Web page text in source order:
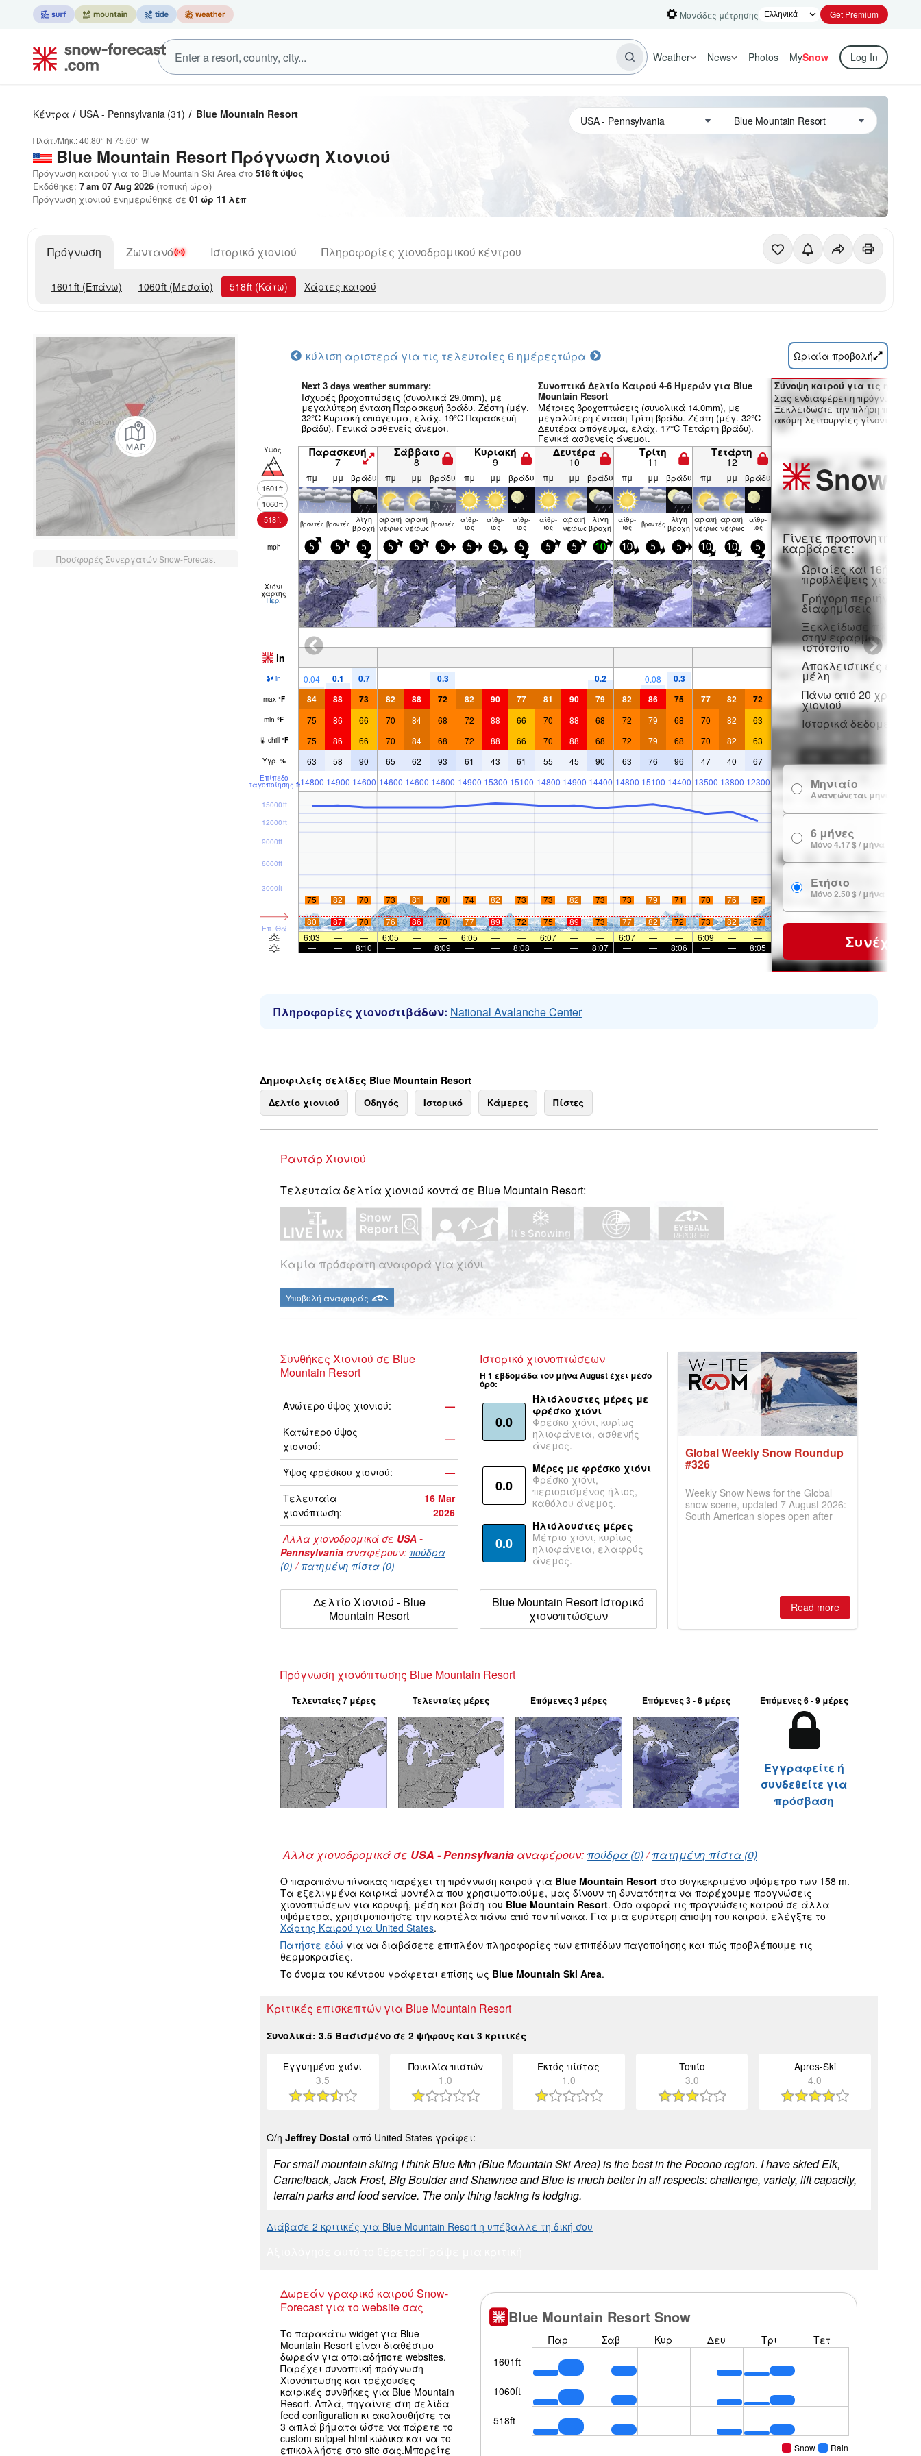
Μονάδες μέτρησης Get Premium
Weather News Photos MySnow Log In
Κέντρα USA - Pennsylvania (31) Blue Mountain Resort
Πλάτ./Μήκ.:40.80° N 75.60° W
Blue Mountain Resort Πρόγνωση Χιονιού
Πρόγνωση καιρού για το Blue Mountain Ski Area στο 518ft ύψος
Εκδόθηκε: 7 am 07 Aug 2026 (τοπική ώρα)
Πρόγνωση χιονιού ενημερώθηκε σε 01 ώρ 11 λεπ
Πρόγνωση Ζωντανό Ιστορικό χιονιού Πληροφορίες χιονοδρομικού κέντρου
1601 ft (Επάνω) 1060ft (Μεσαίο) 518ft (Κάτω) Χάρτες καιρού
Προσφορές Συνεργατών Snow-Forecast
κύλιση αριστερά για τις τελευταίες 6 ημέρεςτώρα Ωριαία προβολή
Next 3 days weather summary:
Ισχυρές βροχοπτώσεις (συνολικά 29.0mm), με
μεγαλύτερη ένταση Παρασκευή βράδυ. Ζέστη (μέγ.
32°C Κυριακή απόγευμα, ελάχ. 19°C Παρασκευή
βράδυ). Γενικά ασθενείς άνεμοι.
Συνοπτικό Δελτίο Καιρού 4-6 Ημερών για Blue
Mountain Resort
Μέτριες βροχοπτώσεις (συνολικά 14.0mm), με
μεγαλύτερη ένταση Τρίτη βράδυ. Ζέστη (μέγ. 32°C
Δευτέρα απόγευμα, ελάχ. 17°C Τετάρτη βράδυ).
Γενικά ασθενείς άνεμοι.
Υψος
1601ft
1060ft
518ft
Παρασκευή
7
Σάββατο
8
Κυριακή
9
Δευτέρα
10
Τρίτη
11
Τετάρτη
12
πμ μμ βράδυ πμ μμ βράδυ πμ μμ βράδυ πμ μμ βράδυ πμ μμ βράδυ πμ μμ βράδυ
βρον­τές βρον­τές λίγη
βροχή
αραιή
νέφωση
αραιή
νέφωσηβρον­τές αίθρ­
ιος
αίθρ­
ιος
αίθρ­
ιος
αίθρ­
ιος
αραιή
νέφωση
λίγη
βροχή
αίθρ­
ιος βρον­τές λίγη
βροχή
αραιή
νέφωση
αραιή
νέφωση
αίθρ­
ιος
mph 5 5 5 5 5 5 5 5 5 5 5 10 10 5 5 10 10 5
Χιόνι
χάρτης
Περ.
in — — — — — — — — — — — — — — — — — —
in 0.04 0.1 0.7 — — 0.3 — — — — — 0.2 — 0.08 0.3 — — —
max °F 84 88 73 82 88 72 82 90 77 81 90 79 82 86 75 77 82 72
min °F 75 86 66 70 84 68 72 88 66 70 88 68 72 79 68 70 82 63
chill °F 75 86 66 70 84 68 72 88 66 70 88 68 72 79 68 70 82 63
Υγρ. % 63 58 90 65 62 93 61 43 61 55 45 90 63 76 96 47 40 67
Επίπεδο
παγοποίησης ft14800 14900 14600 14600 14600 14600 14900 15300 15100 14800 14900 14400 14800 15100 14400 13500 13800 12300
Επ. Θάλ
3000ft
6000ft
9000ft
12000ft
15000ft
75 82 70 73 81 70 74 82 73 73 82 73 73 79 71 70 76
67
80
87 70 76 86 70 77 89 72 75 89 73 77 82 72 73 82
67
6:03
— — 6:05 — — 6:05 — — 6:07 — — 6:07 — — 6:09 —
—
—
— 8:10 — — 8:09 — — 8:08 — — 8:07 — — 8:06 — — 8:05
Σύνοψη καιρού για τις ημέρες
Σας ενδιαφέρει η πρόγνωση 16
Ξεκλειδώστε την πλήρη
ακόμη λειτουργίες γίνοντας
Snow
Γίνετε προπονητή και
καρβάρετε:
Ωριαίες και
προβλέψεις χιονιού
Γρήγορη περιήγηση
διαφημίσεις
Ξεκλείδωσε πλήρη
στην εφαρμογή και
ιστότοπο
Αποκλειστικές
μέλη
Πάνω από 20 χρόνια
χιονιού
Ιστορικά δεδομένα
Μηνιαίο
Ανανεώνεται μηνιαία
6 μήνες
Μόνο 4.17 $ / μήνα
Ετήσιο
Μόνο 2.50 $ / μήνα
Συνέχεια
Πληροφορίες χιονοστιβάδων: National Avalanche Center
Δημοφιλείς σελίδες Blue Mountain Resort
Δελτίο χιονιού Οδηγός Ιστορικό Κάμερες Πίστες
Ραντάρ Χιονιού
Τελευταία δελτία χιονιού κοντά σε Blue Mountain Resort:
Καμία πρόσφατη αναφορά για χιόνι
Υποβολή αναφοράς
Συνθήκες Χιονιού σε Blue
Mountain Resort
Ανώτερο ύψος χιονιού:
—
Κατώτερο ύψος
χιονιού:
—
Ύψος φρέσκου χιονιού:
—
Τελευταία
χιονόπτωση:
16 Mar
2026
Αλλα χιονοδρομικά σε USA -
Pennsylvania αναφέρουν: πούδρα
(0) /πατημένη πίστα (0)
Δελτίο Χιονιού - Blue
Mountain Resort
Ιστορικό χιονοπτώσεων
Η 1 εβδομάδα του μήνα August έχει μέσο
όρο:
0.0
Ηλιόλουστες μέρες με
φρέσκο χιόνι
Φρέσκο χιόνι, κυρίως
ηλιοφάνεια, ασθενής
άνεμος.
0.0
Μέρες με φρέσκο χιόνι
Φρέσκο χιόνι,
περιορισμένος ήλιος,
καθόλου άνεμος.
0.0
Ηλιόλουστες μέρες
Μέτριο χιόνι, κυρίως
ηλιοφάνεια, ελαφρύς
άνεμος.
Blue Mountain Resort Ιστορικό
χιονοπτώσεων
Global Weekly Snow Roundup
#326
Weekly Snow News for the Global
snow scene, updated 7 August 2026:
South American slopes open after
Read more
Πρόγνωση χιονόπτωσης Blue Mountain Resort
Τελευταίες 7 μέρες Τελευταίες μέρες Επόμενες 3 μέρες Επόμενες 3 - 6 μέρες Επόμενες 6 - 9 μέρες
Εγγραφείτε ή
συνδεθείτε για
πρόσβαση
Αλλα χιονοδρομικά σε USA - Pennsylvania αναφέρουν: πούδρα (0)/πατημένη πίστα (0)
Ο παραπάνω πίνακας παρέχει τη πρόγνωση καιρού για Blue Mountain Resort στο συγκεκριμένο υψόμετρο των 158 m.
Τα εξελιγμένα καιρικά μοντέλα που χρησιμοποιούμε, μας δίνουν τη δυνατότητα να παρέχουμε προγνώσεις
χιονοπτώσεων για κορυφή, μέση και βάση του Blue Mountain Resort. Οσο αφορά τις προγνώσεις καιρού σε άλλα
υψόμετρα, χρησιμοποιήστε την καρτέλα πάνω από τον πίνακα. Για μια ευρύτερη άποψη του καιρού, ελέγξτε το
Χάρτης Καιρού για United States.
Πατήστε εδώ για να διαβάσετε επιπλέον πληροφορίες των επιπέδων παγοποίησης και πώς προβλέπουμε τις
θερμοκρασίες.
Το όνομα του κέντρου γράφεται επίσης ως Blue Mountain Ski Area.
Κριτικές επισκεπτών για Blue Mountain Resort
Συνολικά: 3.5 Βασισμένο σε 2 ψήφους και 3 κριτικές
Εγγυημένο χιόνι
3.5
Ποικιλία πιστών
1.0
Εκτός πίστας
1.0
Τοπίο
3.0
Apres-Ski
4.0
Ο/η Jeffrey Dostal από United States γράφει:
For small mountain skiing I think Blue Mtn (Blue Mountain Ski Area) is the best in the Pocono region. I have skied Elk,
Camelback, Jack Frost, Big Boulder and Shawnee and Blue is much better in all respects: challenge, variety, lift capacity,
terrain parks and food service. The only thing lacking is lodging.
Διάβασε 2 κριτικές για Blue Mountain Resort η υπέβαλλε τη δική σου
Δωρεάν γραφικό καιρού Snow-
Forecast για το website σας
Το παρακάτω widget για Blue
Mountain Resort είναι διαθέσιμο
δωρεάν για οποιαδήποτε websites.
Παρέχει συνοπτική πρόγνωση
Χιονόπτωσης και τρέχουσες
καιρικές συνθήκες για Blue Mountain
Resort. Απλά, πηγαίντε στη σελίδα
feed configuration κι ακολουθήστε τα
3 απλά βήματα ώστε να πάρετε το
custom snippet html κώδικα και να το
επικολλήστε στο site σας.Μπορείτε